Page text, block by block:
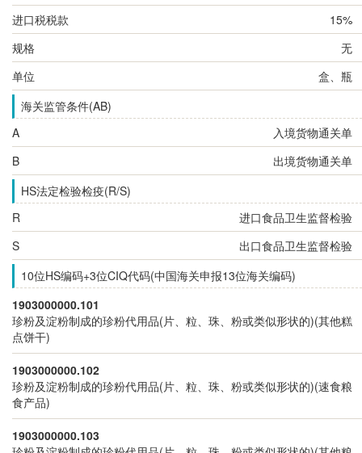
进口税税款
15%
规格
无
单位
盒、瓶
海关监管条件(AB)
A
入境货物通关单
B
出境货物通关单
HS法定检验检疫(R/S)
R
进口食品卫生监督检验
S
出口食品卫生监督检验
10位HS编码+3位CIQ代码(中国海关申报13位海关编码)
1903000000.101
珍粉及淀粉制成的珍粉代用品(片、粒、珠、粉或类似形状的)(其他糕
点饼干)
1903000000.102
珍粉及淀粉制成的珍粉代用品(片、粒、珠、粉或类似形状的)(速食粮
食产品)
1903000000.103